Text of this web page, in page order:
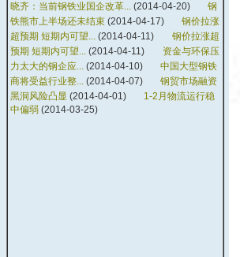
晓齐：当前钢铁业国企改革... (2014-04-20)
钢
铁熊市上半场还未结束 (2014-04-17)
钢价拉涨
超预期 短期内可望... (2014-04-11)
钢价拉涨超
预期 短期内可望... (2014-04-11)
资金与环保压
力太大的钢企应... (2014-04-10)
中国大型钢铁
商将受益行业整... (2014-04-07)
钢贸市场融资
黑洞风险凸显 (2014-04-01)
1-2月物流运行稳
中偏弱 (2014-03-25)